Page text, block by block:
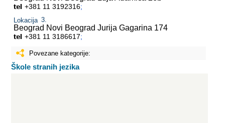
+381 11 3192316;
Lokacija
Beograd Novi BeogradJurija Gagarina 174
+381 11 3186617;
Povezane kategorije:
Škole stranih jezika